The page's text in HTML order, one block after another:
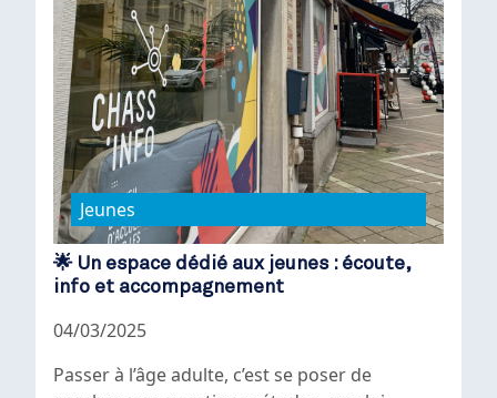
Jeunes
🌟 Un espace dédié aux jeunes : écoute,
info et accompagnement
04/03/2025
Passer à l’âge adulte, c’est se poser de